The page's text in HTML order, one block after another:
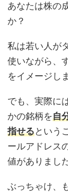
あなたは株の
か？
私は若い人が
使いながら、
をイメージし
でも、実際に
かの銘柄を自
指せるという
ールアドレス
値がありました
ぶっちゃけ、